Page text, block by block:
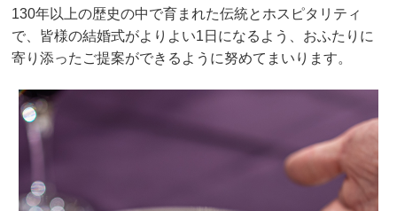
130年以上の歴史の中で育まれた伝統とホスピタリティ
で、皆様の結婚式がよりよい1日になるよう、おふたりに
寄り添ったご提案ができるように努めてまいります。